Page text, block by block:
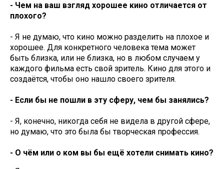
- Чем на ваш взгляд хорошее кино отличается от
плохого?
- Я не думаю, что кино можно разделить на плохое и
хорошее. Для конкретного человека тема может
быть близка, или не близка, но в любом случаем у
каждого фильма есть свой зритель. Кино для этого и
создаётся, чтобы оно нашло своего зрителя.
- Если бы не пошли в эту сферу, чем бы занялись?
- Я, конечно, никогда себя не видела в другой сфере,
но думаю, что это была бы творческая профессия.
- О чём или о ком вы бы ещё хотели снимать кино?